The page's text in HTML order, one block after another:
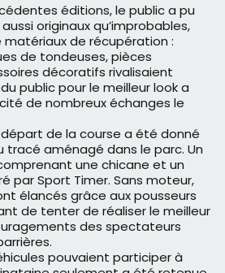
éditions, le public a pu
originaux qu’improbables,
de récupération :
de tondeuses, pièces
décoratifs rivalisaient
public pour le meilleur look a
de nombreux échanges le
départ de la course a été donné
tracé aménagé dans le parc. Un
une chicane et un
par Sport Timer. Sans moteur,
élancés grâce aux pousseurs
de tenter de réaliser le meilleur
des spectateurs
pouvaient participer à